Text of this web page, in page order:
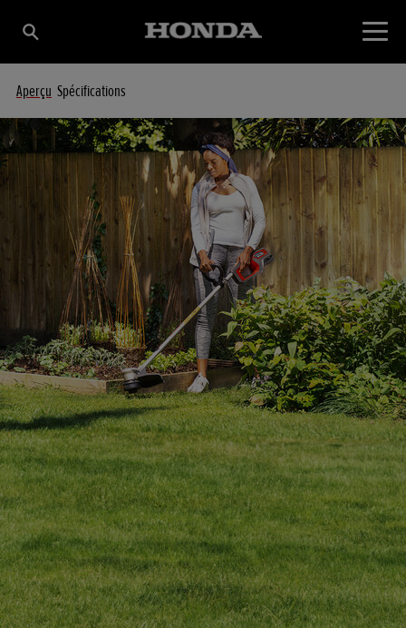
Aperçu Spécifications